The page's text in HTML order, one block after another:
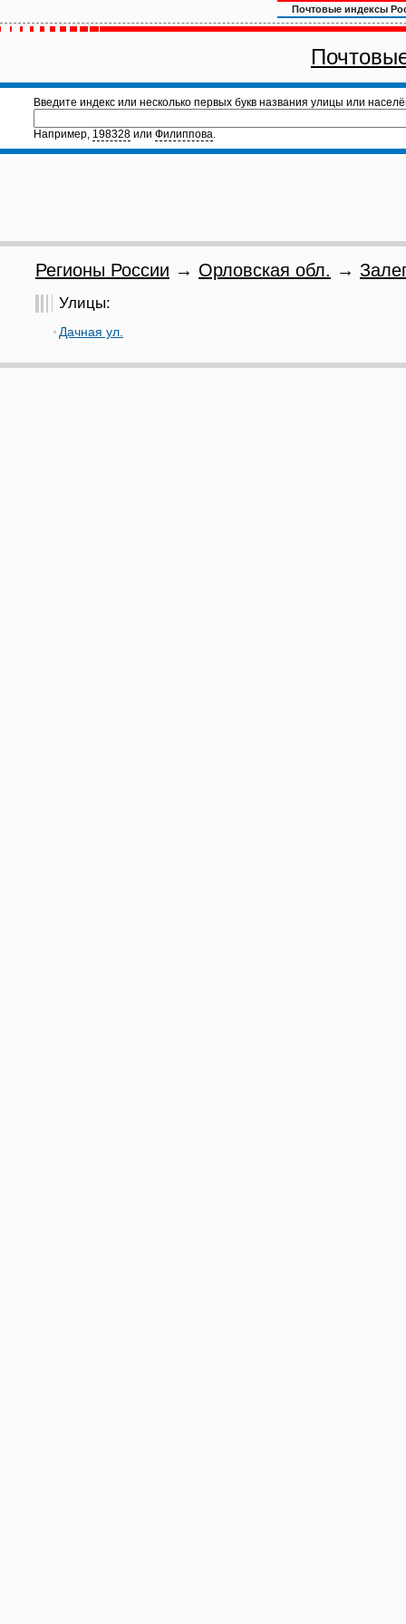
Почтовые индексы
Введите индекс или несколько первых букв названия улицы или
Например, 198328 или Филиппова.
Регионы России → Орловская обл. →
Улицы:
Дачная ул.